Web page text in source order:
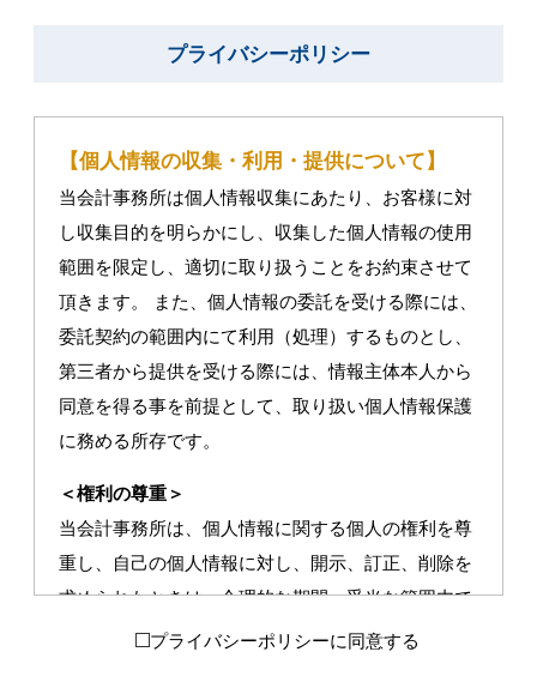
プライバシーポリシー
【個人情報の収集・利用・提供について】
当会計事務所は個人情報収集にあたり、お客様に対
し収集目的を明らかにし、収集した個人情報の使用
範囲を限定し、適切に取り扱うことをお約束させて
頂きます。 また、個人情報の委託を受ける際には、
委託契約の範囲内にて利用（処理）するものとし、
第三者から提供を受ける際には、情報主体本人から
同意を得る事を前提として、取り扱い個人情報保護
に務める所存です。
＜権利の尊重＞
当会計事務所は、個人情報に関する個人の権利を尊
重し、自己の個人情報に対し、開示、訂正、削除を
求められたときは、合理的な期間、妥当な範囲内で
これに応じ、お客様の権利を保護する対応を確実に
プライバシーポリシーに同意する